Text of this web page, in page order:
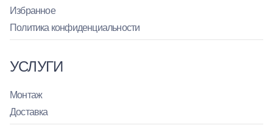
Избранное
Политика конфиденциальности
УСЛУГИ
Монтаж
Доставка